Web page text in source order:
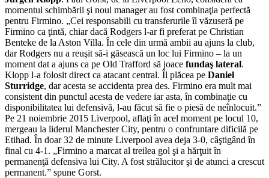
momentul schimbării şi noul manager au fost combinaţia perfectă
pentru Firmino. „Cei responsabili cu transferurile îl văzuseră pe
Firmino ca ţintă, chiar dacă Rodgers l-ar fi preferat pe Christian
Benteke de la Aston Villa. În cele din urmă ambii au ajuns la club,
dar Rodgers nu a reuşit să-i găsească un loc lui Firmino – la un
moment dat a ajuns ca pe Old Trafford să joace fundaş lateral.
Klopp l-a folosit direct ca atacant central. Îl plăcea pe Daniel
Sturridge, dar acesta se accidenta prea des. Firmino era mult mai
consistent din punctul acesta de vedere iar asta, în combinaţie cu
disponibilitatea lui defensivă, l-au făcut să fie o piesă de neînlocuit.”
Pe 21 noiembrie 2015 Liverpool, aflaţi în acel moment pe locul 10,
mergeau la liderul Manchester City, pentru o confruntare dificilă pe
Etihad. În doar 32 de minute Liverpool avea deja 3-0, câştigând în
final cu 4-1. „Firmino a marcat al treilea gol şi a hărţuit în
permanenţă defensiva lui City. A fost strălucitor şi de atunci a crescut
permanent.” spune Gorst.